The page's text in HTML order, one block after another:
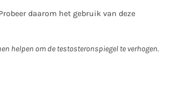
daarom het gebruik van deze
helpen om de testosteronspiegel te verhogen.